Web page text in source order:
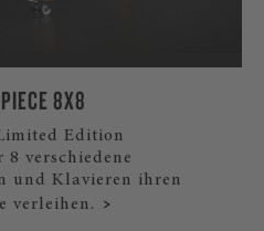
8X8
Edition
8 verschiedene
und Klavieren ihren
verleihen.